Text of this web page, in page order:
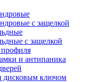
с защелкой
с защелкой
профиля
и антипаника
дисковым ключом